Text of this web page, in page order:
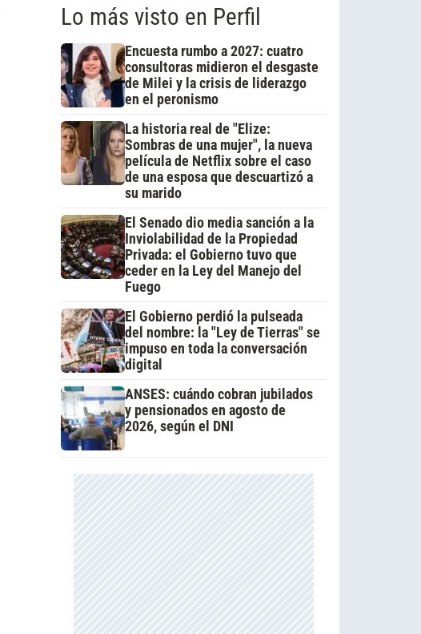
Lo más visto en Perfil
Encuesta rumbo a 2027: cuatro
consultoras midieron el desgaste
de Milei y la crisis de liderazgo
en el peronismo
La historia real de "Elize:
Sombras de una mujer", la nueva
película de Netflix sobre el caso
de una esposa que descuartizó a
su marido
El Senado dio media sanción a la
Inviolabilidad de la Propiedad
Privada: el Gobierno tuvo que
ceder en la Ley del Manejo del
Fuego
El Gobierno perdió la pulseada
del nombre: la "Ley de Tierras" se
impuso en toda la conversación
digital
ANSES: cuándo cobran jubilados
y pensionados en agosto de
2026, según el DNI